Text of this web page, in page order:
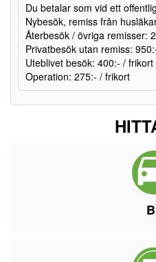
Du betalar som vid ett
Nybesök, remiss från
Återbesök / övriga remisser:
Privatbesök utan remiss:
Uteblivet besök: 400:- /
Operation: 275:- / frikort